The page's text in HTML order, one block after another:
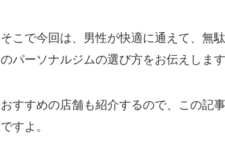
そこで今回は、男性が快適に通えて、無
のパーソナルジムの選び方をお伝えします
おすすめの店舗も紹介するので、この記
ですよ。